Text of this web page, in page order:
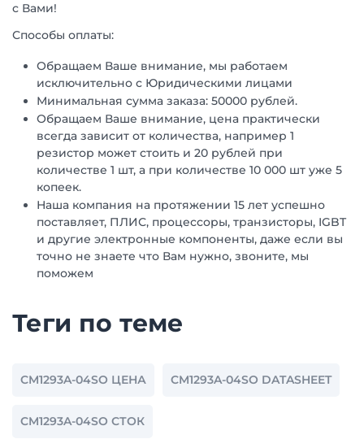
с Вами!
Способы оплаты:
Обращаем Ваше внимание, мы работаем
исключительно с Юридическими лицами
Минимальная сумма заказа: 50000 рублей.
Обращаем Ваше внимание, цена практически
всегда зависит от количества, например 1
резистор может стоить и 20 рублей при
количестве 1 шт, а при количестве 10 000 шт уже 5
копеек.
Наша компания на протяжении 15 лет успешно
поставляет, ПЛИС, процессоры, транзисторы, IGBT
и другие электронные компоненты, даже если вы
точно не знаете что Вам нужно, звоните, мы
поможем
Теги по теме
CM1293A-04SO ЦЕНА CM1293A-04SO DATASHEET
CM1293A-04SO СТОК